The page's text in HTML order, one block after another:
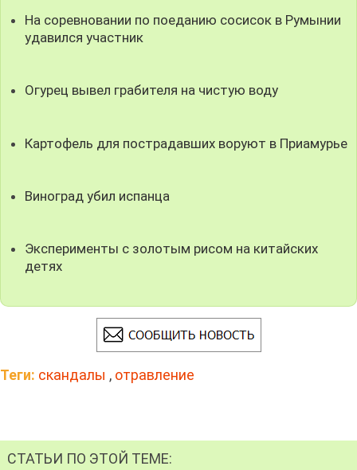
На соревновании по поеданию сосисок в Румынии
удавился участник
Огурец вывел грабителя на чистую воду
Картофель для пострадавших воруют в Приамурье
Виноград убил испанца
Эксперименты с золотым рисом на китайских
детях
Теги: скандалы , отравление
СТАТЬИ ПО ЭТОЙ ТЕМЕ: